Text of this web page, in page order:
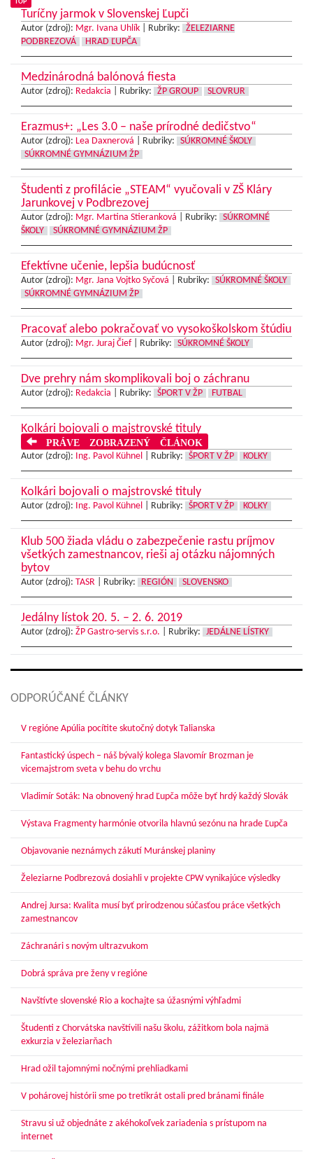
TOP
Turíčny jarmok v Slovenskej Ľupči
Autor (zdroj): Mgr. Ivana Uhlík Rubriky:
ŽELEZIARNE
PODBREZOVÁ
HRAD ĽUPČA
Medzinárodná balónová fiesta
Autor (zdroj): Redakcia Rubriky: ŽP GROUP SLOVRUR
Erazmus+: „Les 3.0 – naše prírodné dedičstvo“
Autor (zdroj): Lea Daxnerová Rubriky:
SÚKROMNÉ ŠKOLY
SÚKROMNÉ GYMNÁZIUM ŽP
Študenti z profilácie „STEAM“ vyučovali v ZŠ Kláry
Jarunkovej v Podbrezovej
Autor (zdroj): Mgr. Martina Stieranková Rubriky:
SÚKROMNÉ
ŠKOLY
SÚKROMNÉ GYMNÁZIUM ŽP
Efektívne učenie, lepšia budúcnosť
Autor (zdroj): Mgr. Jana Vojtko Syčová Rubriky:
SÚKROMNÉ ŠKOLY
SÚKROMNÉ GYMNÁZIUM ŽP
Pracovať alebo pokračovať vo vysokoškolskom štúdiu
Autor (zdroj): Mgr. Juraj Čief| Rubriky: SÚKROMNÉ ŠKOLY
Dve prehry nám skomplikovali boj o záchranu
Autor (zdroj): Redakcia Rubriky: ŠPORT V ŽP FUTBAL
Kolkári bojovali o majstrovské tituly
PRÁVE ZOBRAZENÝ ČLÁNOK
Autor (zdroj): Ing. Pavol Kühnel Rubriky: ŠPORT V ŽP KOLKY
Kolkári bojovali o majstrovské tituly
Autor (zdroj): Ing. Pavol Kühnel Rubriky: ŠPORT V ŽP KOLKY
Klub 500 žiada vládu o zabezpečenie rastu príjmov
všetkých zamestnancov, rieši aj otázku nájomných
bytov
Autor (zdroj): TASR Rubriky: REGIÓN SLOVENSKO
Jedálny lístok 20. 5. – 2. 6. 2019
Autor (zdroj): ŽP Gastro-servis s.r.o. Rubriky: JEDÁLNE LÍSTKY
ODPORÚČANÉ ČLÁNKY
V regióne Apúlia pocítite skutočný dotyk Talianska
Fantastický úspech – náš bývalý kolega Slavomír Brozman je
vicemajstrom sveta v behu do vrchu
Vladimír Soták: Na obnovený hrad Ľupča môže byť hrdý každý Slovák
Výstava Fragmenty harmónie otvorila hlavnú sezónu na hrade Ľupča
Objavovanie neznámych zákutí Muránskej planiny
Železiarne Podbrezová dosiahli v projekte CPW vynikajúce výsledky
Andrej Jursa: Kvalita musí byť prirodzenou súčasťou práce všetkých
zamestnancov
Záchranári s novým ultrazvukom
Dobrá správa pre ženy v regióne
Navštívte slovenské Rio a kochajte sa úžasnými výhľadmi
Študenti z Chorvátska navštívili našu školu, zážitkom bola najmä
exkurzia v železiarňach
Hrad ožil tajomnými nočnými prehliadkami
V pohárovej histórii sme po tretíkrát ostali pred bránami finále
Stravu si už objednáte z akéhokoľvek zariadenia s prístupom na
internet